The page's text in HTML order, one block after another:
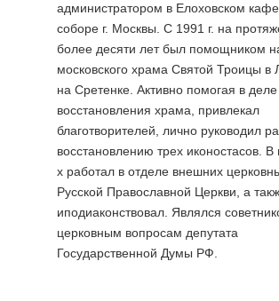
администратором в Елоховском
соборе г. Москвы. С 1991 г. на
более десяти лет был помощником
московского храма Святой Троицы в
на Сретенке. Активно помогая в деле
восстановления храма, привлекал
благотворителей, лично руководил
восстановлению трех иконостасов. В
х работал в отделе внешних
Русской Православной Церкви, а
иподиаконствовал. Являлся
церковным вопросам депутата
Государственной Думы РФ.